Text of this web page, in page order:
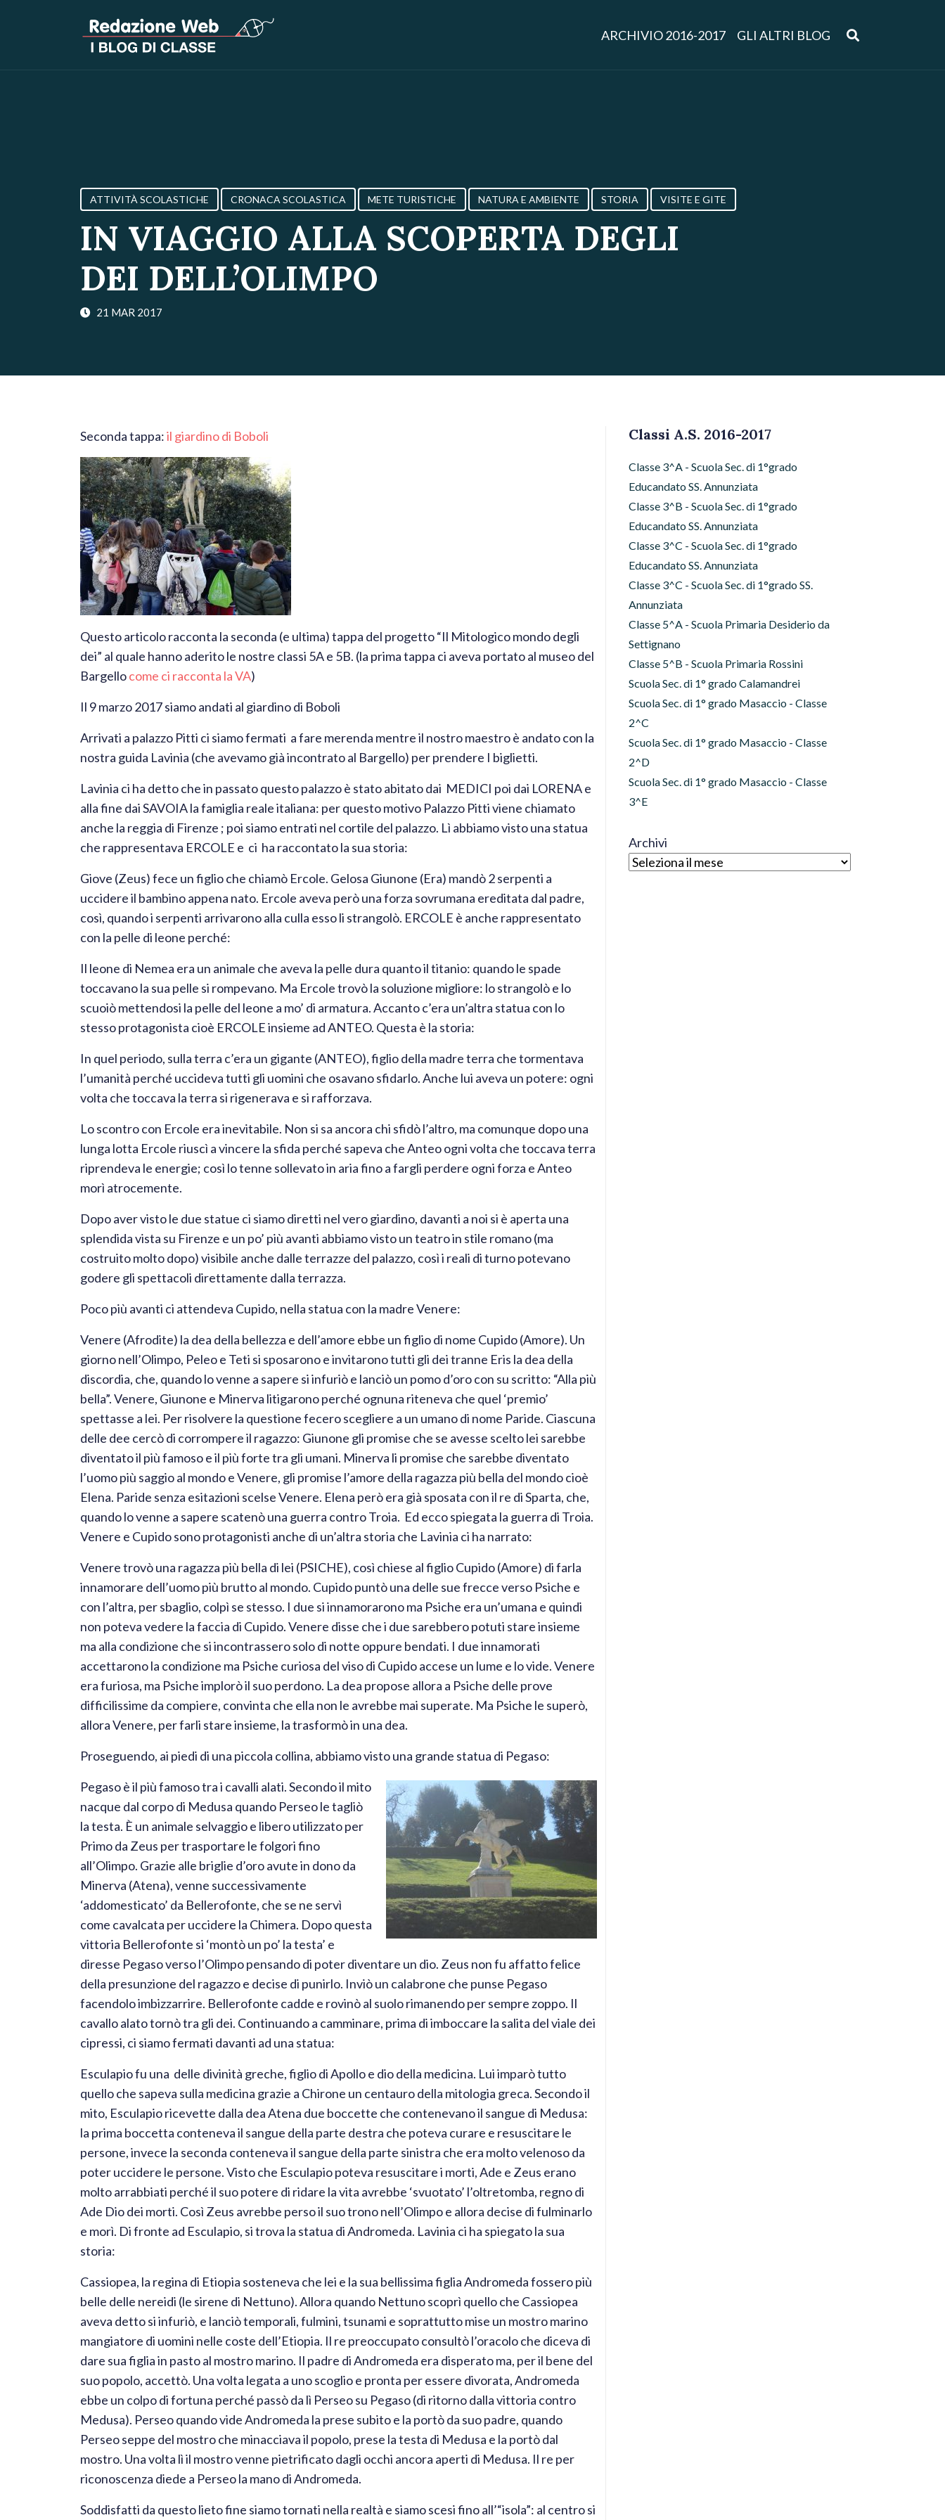
ARCHIVIO 2016-2017 GLI ALTRI BLOG
ATTIVITÀ SCOLASTICHE CRONACA SCOLASTICA METE TURISTICHE NATURA E AMBIENTE STORIA VISITE E GITE
IN VIAGGIO ALLA SCOPERTA DEGLI
DEI DELL’OLIMPO
21 MAR 2017
Seconda tappa:il giardino di Boboli
Questo articolo racconta la seconda (e ultima) tappa del progetto “Il Mitologico mondo degli
dei” al quale hanno aderito le nostre classi 5A e 5B. (la prima tappa ci aveva portato al museo del
Bargellocome ci racconta la VA)
Il 9 marzo 2017 siamo andati al giardino di Boboli
Arrivati a palazzo Pitti ci siamo fermati a fare merenda mentre il nostro maestro è andato con la
nostra guida Lavinia (che avevamo già incontrato al Bargello) per prendere I biglietti.
Lavinia ci ha detto che in passato questo palazzo è stato abitato dai MEDICI poi dai LORENA e
alla fine dai SAVOIA la famiglia reale italiana: per questo motivo Palazzo Pitti viene chiamato
anche la reggia di Firenze ; poi siamo entrati nel cortile del palazzo. Lì abbiamo visto una statua
che rappresentava ERCOLE e ci ha raccontato la sua storia:
Giove (Zeus) fece un figlio che chiamò Ercole. Gelosa Giunone (Era) mandò 2 serpenti a
uccidere il bambino appena nato. Ercole aveva però una forza sovrumana ereditata dal padre,
così, quando i serpenti arrivarono alla culla esso li strangolò. ERCOLE è anche rappresentato
con la pelle di leone perché:
Il leone di Nemea era un animale che aveva la pelle dura quanto il titanio: quando le spade
toccavano la sua pelle si rompevano. Ma Ercole trovò la soluzione migliore: lo strangolò e lo
scuoiò mettendosi la pelle del leone a mo’ di armatura. Accanto c’era un’altra statua con lo
stesso protagonista cioè ERCOLE insieme ad ANTEO. Questa è la storia:
In quel periodo, sulla terra c’era un gigante (ANTEO), figlio della madre terra che tormentava
l’umanità perché uccideva tutti gli uomini che osavano sfidarlo. Anche lui aveva un potere: ogni
volta che toccava la terra si rigenerava e si rafforzava.
Lo scontro con Ercole era inevitabile. Non si sa ancora chi sfidò l’altro, ma comunque dopo una
lunga lotta Ercole riuscì a vincere la sfida perché sapeva che Anteo ogni volta che toccava terra
riprendeva le energie; così lo tenne sollevato in aria fino a fargli perdere ogni forza e Anteo
morì atrocemente.
Dopo aver visto le due statue ci siamo diretti nel vero giardino, davanti a noi si è aperta una
splendida vista su Firenze e un po’ più avanti abbiamo visto un teatro in stile romano (ma
costruito molto dopo) visibile anche dalle terrazze del palazzo, così i reali di turno potevano
godere gli spettacoli direttamente dalla terrazza.
Poco più avanti ci attendeva Cupido, nella statua con la madre Venere:
Venere (Afrodite) la dea della bellezza e dell’amore ebbe un figlio di nome Cupido (Amore). Un
giorno nell’Olimpo, Peleo e Teti si sposarono e invitarono tutti gli dei tranne Eris la dea della
discordia, che, quando lo venne a sapere si infuriò e lanciò un pomo d’oro con su scritto: “Alla più
bella”. Venere, Giunone e Minerva litigarono perché ognuna riteneva che quel ‘premio’
spettasse a lei. Per risolvere la questione fecero scegliere a un umano di nome Paride. Ciascuna
delle dee cercò di corrompere il ragazzo: Giunone gli promise che se avesse scelto lei sarebbe
diventato il più famoso e il più forte tra gli umani. Minerva li promise che sarebbe diventato
l’uomo più saggio al mondo e Venere, gli promise l’amore della ragazza più bella del mondo cioè
Elena. Paride senza esitazioni scelse Venere. Elena però era già sposata con il re di Sparta, che,
quando lo venne a sapere scatenò una guerra contro Troia. Ed ecco spiegata la guerra di Troia.
Venere e Cupido sono protagonisti anche di un’altra storia che Lavinia ci ha narrato:
Venere trovò una ragazza più bella di lei (PSICHE), così chiese al figlio Cupido (Amore) di farla
innamorare dell’uomo più brutto al mondo. Cupido puntò una delle sue frecce verso Psiche e
con l’altra, per sbaglio, colpì se stesso. I due si innamorarono ma Psiche era un’umana e quindi
non poteva vedere la faccia di Cupido. Venere disse che i due sarebbero potuti stare insieme
ma alla condizione che si incontrassero solo di notte oppure bendati. I due innamorati
accettarono la condizione ma Psiche curiosa del viso di Cupido accese un lume e lo vide. Venere
era furiosa, ma Psiche implorò il suo perdono. La dea propose allora a Psiche delle prove
difficilissime da compiere, convinta che ella non le avrebbe mai superate. Ma Psiche le superò,
allora Venere, per farli stare insieme, la trasformò in una dea.
Proseguendo, ai piedi di una piccola collina, abbiamo visto una grande statua di Pegaso:
Pegaso è il più famoso tra i cavalli alati. Secondo il mito
nacque dal corpo di Medusa quando Perseo le tagliò
la testa. È un animale selvaggio e libero utilizzato per
Primo da Zeus per trasportare le folgori fino
all’Olimpo. Grazie alle briglie d’oro avute in dono da
Minerva (Atena), venne successivamente
‘addomesticato’ da Bellerofonte, che se ne servì
come cavalcata per uccidere la Chimera. Dopo questa
vittoria Bellerofonte si ‘montò un po’ la testa’ e
diresse Pegaso verso l’Olimpo pensando di poter diventare un dio. Zeus non fu affatto felice
della presunzione del ragazzo e decise di punirlo. Inviò un calabrone che punse Pegaso
facendolo imbizzarrire. Bellerofonte cadde e rovinò al suolo rimanendo per sempre zoppo. Il
cavallo alato tornò tra gli dei. Continuando a camminare, prima di imboccare la salita del viale dei
cipressi, ci siamo fermati davanti ad una statua:
Esculapio fu una delle divinità greche, figlio di Apollo e dio della medicina. Lui imparò tutto
quello che sapeva sulla medicina grazie a Chirone un centauro della mitologia greca. Secondo il
mito, Esculapio ricevette dalla dea Atena due boccette che contenevano il sangue di Medusa:
la prima boccetta conteneva il sangue della parte destra che poteva curare e resuscitare le
persone, invece la seconda conteneva il sangue della parte sinistra che era molto velenoso da
poter uccidere le persone. Visto che Esculapio poteva resuscitare i morti, Ade e Zeus erano
molto arrabbiati perché il suo potere di ridare la vita avrebbe ‘svuotato’ l’oltretomba, regno di
Ade Dio dei morti. Così Zeus avrebbe perso il suo trono nell’Olimpo e allora decise di fulminarlo
e morì. Di fronte ad Esculapio, si trova la statua di Andromeda. Lavinia ci ha spiegato la sua
storia:
Cassiopea, la regina di Etiopia sosteneva che lei e la sua bellissima figlia Andromeda fossero più
belle delle nereidi (le sirene di Nettuno). Allora quando Nettuno scoprì quello che Cassiopea
aveva detto si infuriò, e lanciò temporali, fulmini, tsunami e soprattutto mise un mostro marino
mangiatore di uomini nelle coste dell’Etiopia. Il re preoccupato consultò l’oracolo che diceva di
dare sua figlia in pasto al mostro marino. Il padre di Andromeda era disperato ma, per il bene del
suo popolo, accettò. Una volta legata a uno scoglio e pronta per essere divorata, Andromeda
ebbe un colpo di fortuna perché passò da lì Perseo su Pegaso (di ritorno dalla vittoria contro
Medusa). Perseo quando vide Andromeda la prese subito e la portò da suo padre, quando
Perseo seppe del mostro che minacciava il popolo, prese la testa di Medusa e la portò dal
mostro. Una volta lì il mostro venne pietrificato dagli occhi ancora aperti di Medusa. Il re per
riconoscenza diede a Perseo la mano di Andromeda.
Soddisfatti da questo lieto fine siamo tornati nella realtà e siamo scesi fino all’“isola”: al centro si
Classi A.S. 2016-2017
Classe 3^A - Scuola Sec. di 1°grado
Educandato SS. Annunziata
Classe 3^B - Scuola Sec. di 1°grado
Educandato SS. Annunziata
Classe 3^C - Scuola Sec. di 1°grado
Educandato SS. Annunziata
Classe 3^C - Scuola Sec. di 1°grado SS.
Annunziata
Classe 5^A - Scuola Primaria Desiderio da
Settignano
Classe 5^B - Scuola Primaria Rossini
Scuola Sec. di 1° grado Calamandrei
Scuola Sec. di 1° grado Masaccio - Classe
2^C
Scuola Sec. di 1° grado Masaccio - Classe
2^D
Scuola Sec. di 1° grado Masaccio - Classe
3^E
Archivi